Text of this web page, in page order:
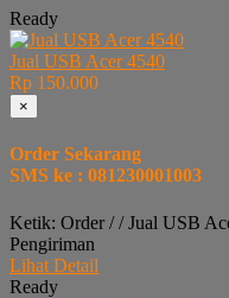
Ready
Jual USB Acer 4540
Rp 150.000
×
Order Sekarang
SMS ke : 081230001003
Ketik: Order / / Jual USB
Pengiriman
Lihat Detail
Ready